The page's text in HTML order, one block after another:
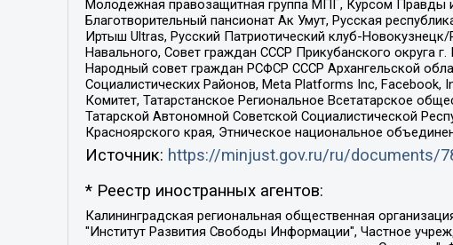
Молодежная правозащитная группа МПГ, Курсом Правды
Благотворительный пансионат Ак Умут, Русская
Иртыш Ultras, Русский Патриотический клуб-
Навального, Совет граждан СССР Прикубанского округа
Народный совет граждан РСФСР СССР Архангельской
Социалистических Районов, Meta Platforms Inc,
Комитет, Татарстанское Региональное Всетатарское
Татарской Автономной Советской Социалистической
Красноярского края, Этническое национальное
Источник: https://minjust.gov.ru/ru/documents/
* Реестр иностранных агентов:
Калининградская региональная общественная организация "Экозащита!-Женсовет", Фонд содействия защите прав и свобод граждан "Общественный вердикт", Фонд "Институт Развития Свободы Информации", Частное учреждение "Информационное агентство МЕМО. РУ", Региональная общественная организация "Общественная комиссия по сохранению наследия академика Сахарова", Фонд поддержки свободы прессы, Санкт-Петербургская общественная правозащитная организация "Гражданский контроль", Межрегиональная общественная организация "Информационно-просветительский центр "Мемориал", Региональный Фонд "Центр Защиты Прав Средств Массовой Информации", с 05.12.2023 Фонд "Центр Защиты Прав Средств массовой информации", Региональная общественная благотворительная организация помощи беженцам и мигрантам "Гражданское содействие", Негосударственное образовательное учреждение дополнительного профессионального образования (повышение квалификации) специалистов "АКАДЕМИЯ ПО ПРАВАМ ЧЕЛОВЕКА", Свердловская региональная общественная организация "Сутяжник", Автономная некоммерческая организация "Центр независимых социологических исследований", Союз общественных объединений "Российский исследовательский центр по правам человека", Региональное общественное учреждение научно-информационный центр "МЕМОРИАЛ", Некоммерческая организация "Фонд защиты гласности", Автономная некоммерческая организация "Институт прав человека", Городская общественная организация "Екатеринбургское общество "МЕМОРИАЛ", Городская общественная организация "Рязанское историко-просветительское и правозащитное общество "Мемориал" (Рязанский Мемориал), Челябинский региональный орган общественной самодеятельности – женское общественное объединение "Женщины Евразии", Челябинский региональный орган общественной самодеятельности "Уральская правозащитная группа", Фонд содействия защите здоровья и социальной справедливости имени Андрея Рылькова, Автономная Некоммерческая Организация "Аналитический Центр Юрия Левады", Автономная некоммерческая организация социальной поддержки населения "Проект Апрель", Региональная общественная организация помощи женщинам и детям, находящимся в кризисной ситуации "Информационно-методический центр "Анна", Фонд содействия развитию массовых коммуникаций и правовому просвещению "Так-так-Так", Фонд содействия устойчивому развитию "Серебряная тайга", Свердловский региональный общественный фонд социальных проектов "Новое время", "Idel.Реалии", Кавказ.Реалии, Крым.Реалии, Телеканал Настоящее Время, Татаро-башкирская служба Радио Свобода (Azatliq Radiosi), Радио Свободная Европа/Радио Свобода (PCE/PC), "Сибирь.Реалии", "Фактограф", Благотворительный фонд помощи осужденным и их семьям, Автономная некоммерческая организация "Институт глобализации и социальных движений", Фонд "В защиту прав заключенных", Частное учреждение "Центр поддержки и содействия развитию средств массовой информации", Пензенский региональный общественный благотворительный фонд "Гражданский союз", "Север.Реалии", Некоммерческая организация Фонд "Правовая инициатива", Общество с ограниченной ответственностью "Радио Свободная Европа/Радио Свобода", Чешское информационное агентство "MEDIUM-ORIENT", Красноярская региональная общественная организация "Мы против СПИДа", Камалягин Денис Николаевич, Маркелов Сергей Евгеньевич, Пономарев Лев Александрович, Савицкая Людмила Алексеевна, Автономная некоммерческая организация "Центр по работе с проблемой насилия